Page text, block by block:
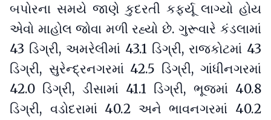
બપોરના સમયે જાણે કુદરતી કર્ફ્યૂ લાગ્યો હોય
એવો માહોલ જોવા મળી રહ્યો છે. ગુરૂવારે કંડલામાં
43 ડિગ્રી, અમરેલીમાં 43.1 ડિગ્રી, રાજકોટમાં 43
ડિગ્રી, સુરેન્દ્રનગરમાં 42.5 ડિગ્રી, ગાંધીનગરમાં
42.0 ડિગ્રી, ડીસામાં 41.1 ડિગ્રી, ભૂજમાં 40.8
ડિગ્રી, વડોદરામાં 40.2 અને ભાવનગરમાં 40.2